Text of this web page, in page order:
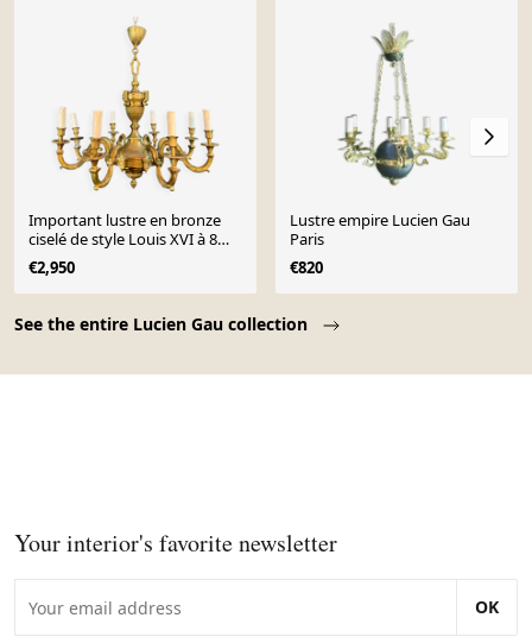
See the entire Lucien Gau collection
Important lustre en bronze
ciselé de style Louis XVI à 8
bras de lumière de Lucien Gau
€2,950
Lustre empire Lucien Gau
Paris
€820
Your interior's favorite newsletter
OK